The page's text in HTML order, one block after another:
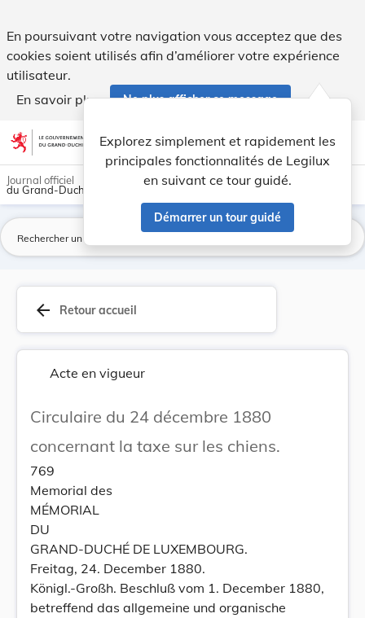
En poursuivant votre navigation vous acceptez que des
cookies soient utilisés afin d’améliorer votre expérience
utilisateur.
En savoir plus
Ne plus afficher ce message
Aller au contenu account_circle help Aide
Explorez simplement et rapidement les
principales fonctionnalités de Legilux
en suivant ce tour guidé.
Démarrer un tour guidé
light_mode dark_mode
Journal officiel
du Grand-Duché de Luxembourg
arrow_back Retour accueil
Acte en vigueur
Circulaire du 24 décembre 1880
concernant la taxe sur les chiens.
769
Memorial des
MÉMORIAL
DU
GRAND-DUCHÉ DE LUXEMBOURG.
Freitag, 24. December 1880.
Königl.-Großh. Beschluß vom 1. December 1880,
betreffend das allgemeine und organische